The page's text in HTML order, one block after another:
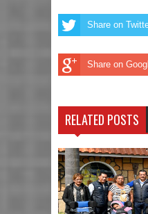
Share on
Share on
RELATED POSTS